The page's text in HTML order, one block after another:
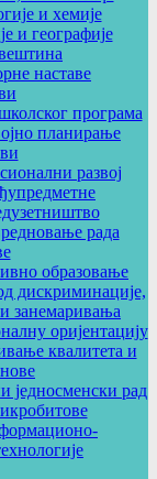
и хемије
и географије
наставе
програма
планирање
развој
рада
образовање
дискриминације,
занемаривања
оријентацију
квалитета и
једносменски рад